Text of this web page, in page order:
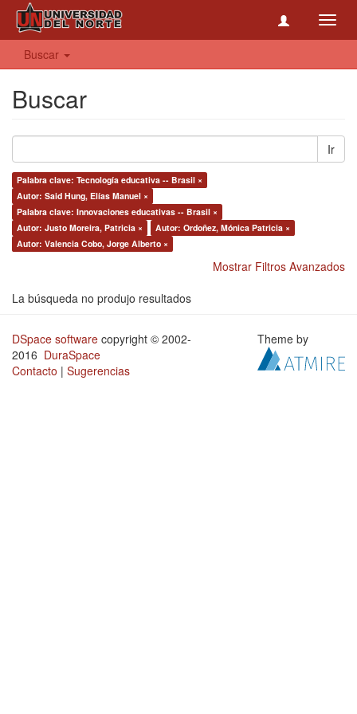
Buscar
Buscar
Ir
Palabra clave: Tecnología educativa -- Brasil ×
Autor: Said Hung, Elías Manuel ×
Palabra clave: Innovaciones educativas -- Brasil ×
Autor: Justo Moreira, Patricia ×
Autor: Ordoñez, Mónica Patricia ×
Autor: Valencia Cobo, Jorge Alberto ×
Mostrar Filtros Avanzados
La búsqueda no produjo resultados
DSpace software copyright © 2002-
2016 DuraSpace
Contacto | Sugerencias
Theme by